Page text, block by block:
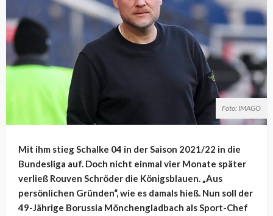
Foto: IMAGO
Mit ihm stieg Schalke 04 in der Saison 2021/22 in die
Bundesliga auf. Doch nicht einmal vier Monate später
verließ Rouven Schröder die Königsblauen. „Aus
persönlichen Gründen“, wie es damals hieß. Nun soll der
49-Jährige Borussia Mönchengladbach als Sport-Chef